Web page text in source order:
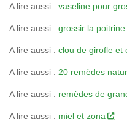
A lire aussi : vaseline pour
A lire aussi : grossir la
A lire aussi : clou de girofle et
A lire aussi : 20 remèdes
A lire aussi : remèdes de
A lire aussi : miel et zona